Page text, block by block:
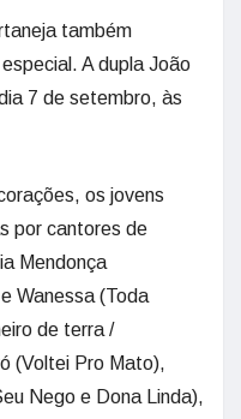
também
A dupla João
7 de setembro, às
os jovens
por cantores de
Mendonça
Wanessa (Toda
de terra /
(Voltei Pro Mato),
Nego e Dona Linda),